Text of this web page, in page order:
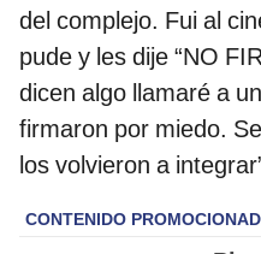
del complejo. Fui al
pude y les dije “NO
dicen algo llamaré a
firmaron por miedo.
los volvieron a